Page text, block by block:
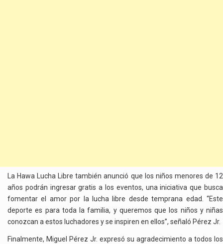
La Hawa Lucha Libre también anunció que los niños menores de 12
años podrán ingresar gratis a los eventos, una iniciativa que busca
fomentar el amor por la lucha libre desde temprana edad. “Este
deporte es para toda la familia, y queremos que los niños y niñas
conozcan a estos luchadores y se inspiren en ellos”, señaló Pérez Jr.
Finalmente, Miguel Pérez Jr. expresó su agradecimiento a todos los